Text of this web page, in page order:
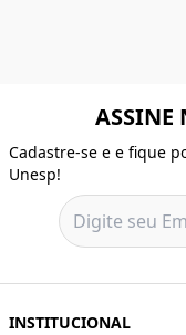
ASSINE
Cadastre-se e e fique
Unesp!
INSTITUCIONAL